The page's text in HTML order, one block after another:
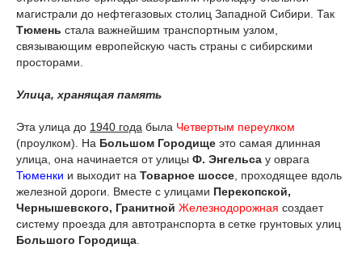
магистрали до нефтегазовых столиц Западной Сибири. Так
Тюмень стала важнейшим транспортным узлом,
связывающим европейскую часть страны с сибирскими
просторами.
Улица, хранящая память
Эта улица до 1940 года была Четвертым переулком
(проулком). На Большом Городище это самая длинная
улица, она начинается от улицы Ф. Энгельса у оврага
Тюменки и выходит на Товарное шоссе , проходящее вдоль
железной дороги. Вместе с улицами Перекопской,
Чернышевского, Гранитной Железнодорожная создает
систему проезда для автотранспорта в сетке грунтовых улиц
Большого Городища